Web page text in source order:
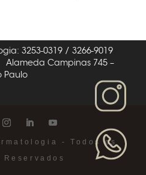
3253-0319 / 3266-9019
Alameda Campinas 745 –
Paulo
- Todos os